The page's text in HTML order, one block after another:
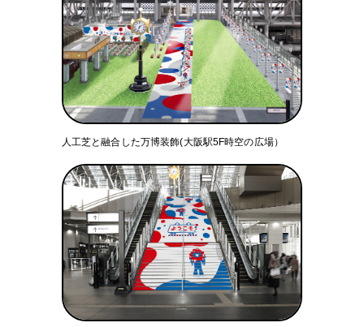
人工芝と融合した万博装飾(大阪駅5F時空の広場）